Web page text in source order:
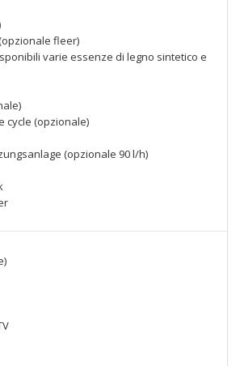
fleer)
varie essenze di legno sintetico e
cycle (opzionale)
(opzionale 90 l/h)